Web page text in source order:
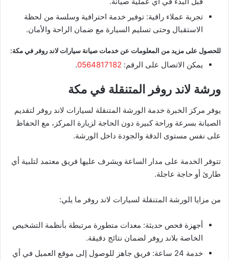
تجربة عملاء راقية: توفير خدمة احترافية وسلسة من لحظة
الاستقبال وحتى تسليم السيارة مع ضمان الراحة والأمان.
للحصول على مزيد من المعلومات عن خدمات صيانة سيارات لاند روفر في مكة:
يمكن الاتصال على الرقم: 0564817182
.
ورشة لاند روفر المتنقلة في مكة
يوفر مركز الخبرة خدمة الورشة المتنقلة لسيارات لاند روفر لتقديم
الصيانة بسرعة وراحة كبيرة دون الحاجة لزيارة المركز، مع الحفاظ
على نفس مستوى الدقة والجودة داخل الورشة.
تتوفر الخدمة على مدار الساعة ويشرف عليها فريق معتمد لتلبية أي
طارئ أو حاجة عاجلة.
من مزايا الورشة المتنقلة لسيارات لاند روفر ما يلي:
أجهزة فحص حديثة: معدات متطورة مرتبطة بأنظمة التشخيص
الخاصة بلاند روفر لضمان نتائج دقيقة.
خدمة 24 ساعة: فريق جاهز للوصول إلى موقع العميل في أي